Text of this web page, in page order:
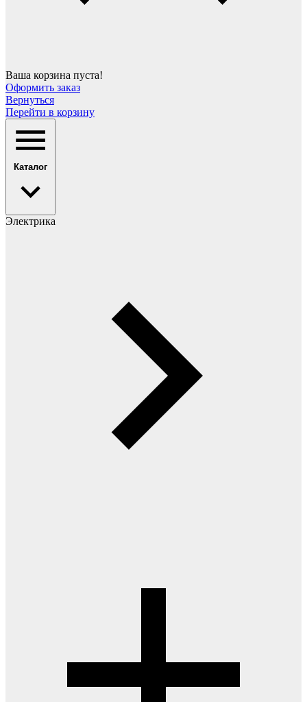
Ваша корзина пуста!
Оформить заказ
Вернуться
Перейти в корзину
Каталог
Электрика